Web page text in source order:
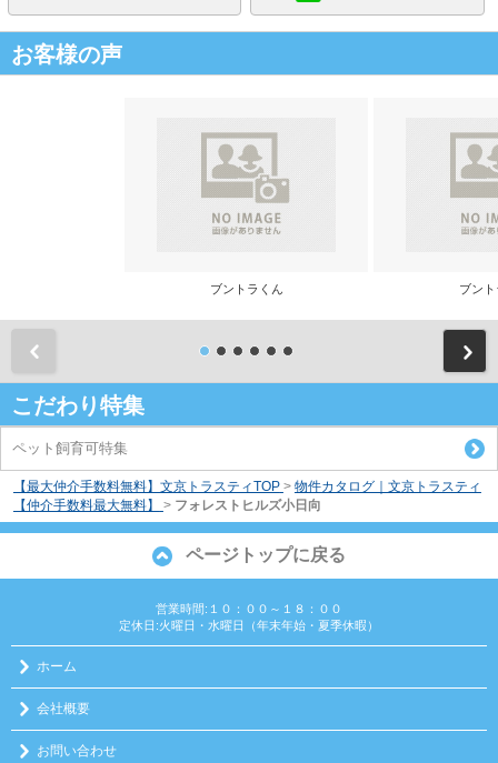
お客様の声
ブントラくん ブン
こだわり特集
ペット飼育可特集
【最大仲介手数料無料】文京トラスティTOP > 物件カタログ｜文京トラスティ
【仲介手数料最大無料】
> フォレストヒルズ小日向
ページトップに戻る
営業時間:１０：００～１８：００
定休日:火曜日・水曜日（年末年始・夏季休暇）
ホーム
会社概要
お問い合わせ